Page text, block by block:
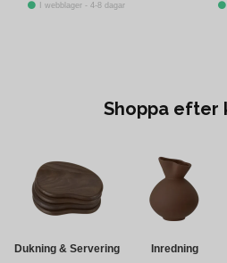
I webblager - 4-8 dagar
Shoppa efter
Dukning & Servering Inredning